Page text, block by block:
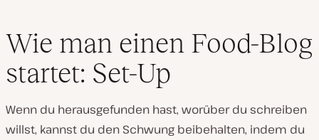
Wie man einen Food-Blog
startet: Set-Up
Wenn du herausgefunden hast, worüber du schreiben
willst, kannst du den Schwung beibehalten, indem du